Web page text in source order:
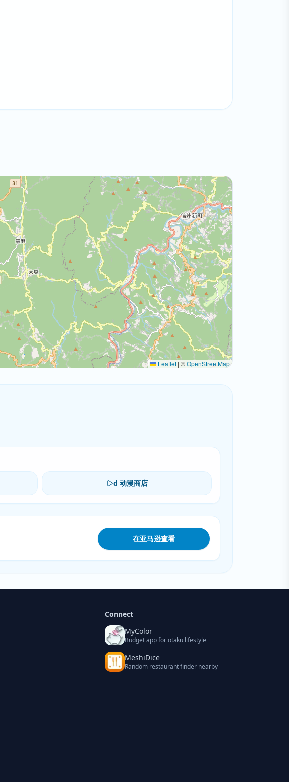
Leaflet | ©OpenStreetMap
d 动漫商店
在亚马逊查看
Connect
MyColor
Budget app for otaku lifestyle
MeshiDice
Random restaurant finder nearby